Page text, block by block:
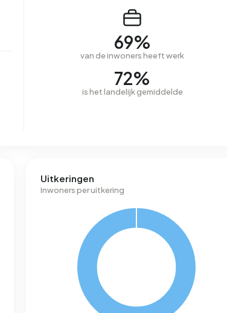
69%
van de inwoners heeft werk
72%
is het landelijk gemiddelde
Uitkeringen
Inwoners per uitkering